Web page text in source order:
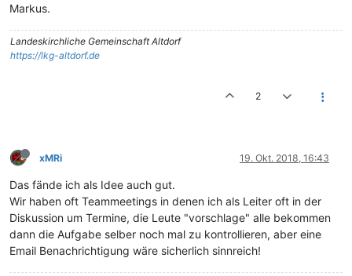
Markus.
Landeskirchliche Gemeinschaft Altdorf
https://lkg-altdorf.de
2
xMRi 19. Okt. 2018, 16:43
Das fände ich als Idee auch gut.
Wir haben oft Teammeetings in denen ich als Leiter oft in der
Diskussion um Termine, die Leute "vorschlage" alle bekommen
dann die Aufgabe selber noch mal zu kontrollieren, aber eine
Email Benachrichtigung wäre sicherlich sinnreich!